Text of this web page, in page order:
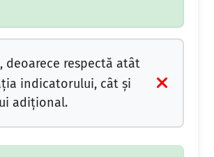
deoarece respectă atât
indicatorului, cât şi
adiţional.